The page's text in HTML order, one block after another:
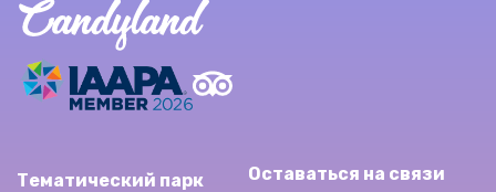
Тематический парк
Оставаться на связи